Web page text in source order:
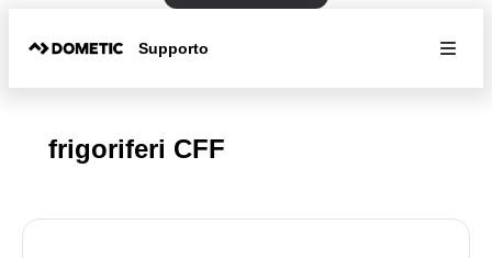
Supporto
frigoriferi CFF